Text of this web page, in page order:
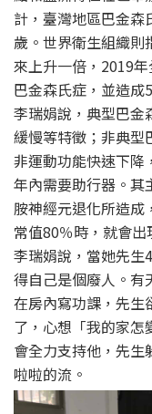
計，臺灣地區巴金森
歲。世界衛生組織則
來上升一倍，2019
巴金森氏症，並造成
李瑞娟說，典型巴金
緩慢等特徵；非典型
非運動功能快速下降
年內需要助行器。其
胺神經元退化所造成
常值80％時，就會出
李瑞娟說，當她先生
得自己是個廢人。有
在房內寫功課，先生
了，心想「我的家怎
會全力支持他，先
啦啦的流。